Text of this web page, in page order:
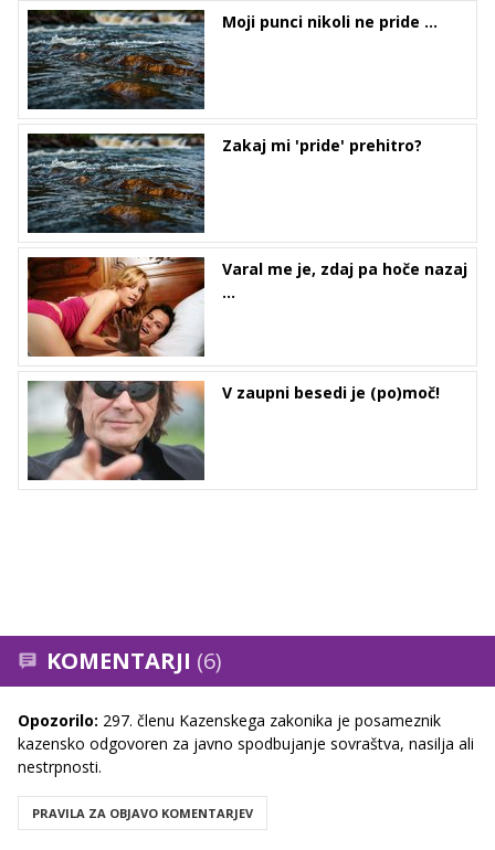
Moji punci nikoli ne pride ...
Zakaj mi 'pride' prehitro?
Varal me je, zdaj pa hoče nazaj
...
V zaupni besedi je (po)moč!
KOMENTARJI (6)
Opozorilo: 297. členu Kazenskega zakonika je posameznik
kazensko odgovoren za javno spodbujanje sovraštva, nasilja ali
nestrpnosti.
PRAVILA ZA OBJAVO KOMENTARJEV